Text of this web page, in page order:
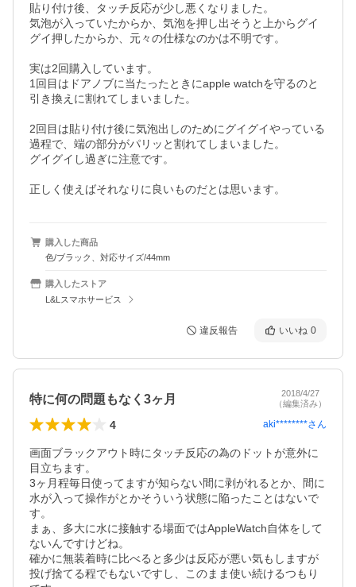
貼り付け後、タッチ反応が少し悪くなりました。
気泡が入っていたからか、気泡を押し出そうと上からグイ
グイ押したからか、元々の仕様なのかは不明です。
実は2回購入しています。
1回目はドアノブに当たったときにapple watchを守るのと
引き換えに割れてしまいました。
2回目は貼り付け後に気泡出しのためにグイグイやっている
過程で、端の部分がパリッと割れてしまいました。
グイグイし過ぎに注意です。
正しく使えばそれなりに良いものだとは思います。
購入した商品
色/ブラック、対応サイズ/44mm
購入したストア
L&Lスマホサービス
違反報告 いいね 0
特に何の問題もなく3ヶ月
2018/4/27
（編集済み）
4 aki********さん
画面ブラックアウト時にタッチ反応の為のドットが意外に
目立ちます。
3ヶ月程毎日使ってますが知らない間に剥がれるとか、間に
水が入って操作がとかそういう状態に陥ったことはないで
す。
まぁ、多大に水に接触する場面ではAppleWatch自体をして
ないんですけどね。
確かに無装着時に比べると多少は反応が悪い気もしますが
投げ捨てる程でもないですし、このまま使い続けるつもり